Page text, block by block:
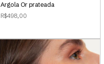
Argola Or prateada
R$498,00